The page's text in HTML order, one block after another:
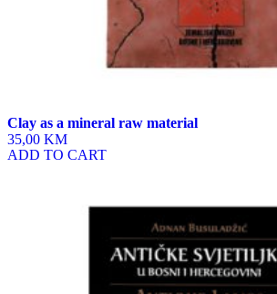
Clay as a mineral raw material
35,00 KM
ADD TO CART